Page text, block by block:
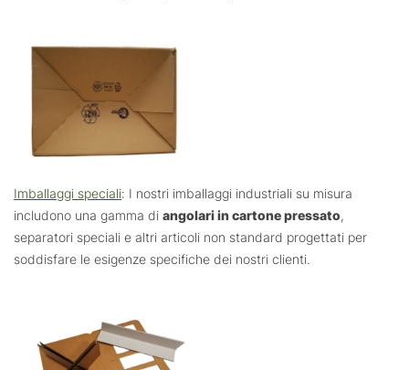
Imballaggi speciali: I nostri imballaggi industriali su misura
includono una gamma di angolari in cartone pressato,
separatori speciali e altri articoli non standard progettati per
soddisfare le esigenze specifiche dei nostri clienti.